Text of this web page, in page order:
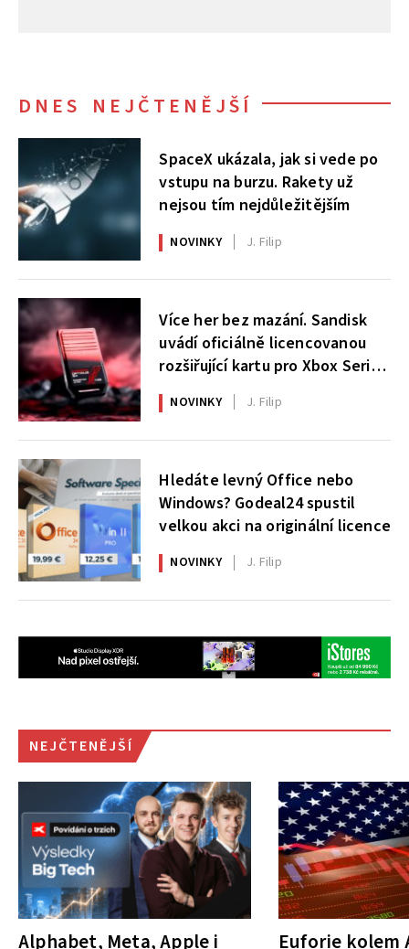
DNES NEJČTENĚJŠÍ
SpaceX ukázala, jak si vede po
vstupu na burzu. Rakety už
nejsou tím nejdůležitějším
NOVINKY J. Filip
Více her bez mazání. Sandisk
uvádí oficiálně licencovanou
rozšiřující kartu pro Xbox Series
X|S
NOVINKY J. Filip
Hledáte levný Office nebo
Windows? Godeal24 spustil
velkou akci na originální licence
NOVINKY J. Filip
NEJČTENĚJŠÍ
Alphabet, Meta, Apple i Euforie kolem